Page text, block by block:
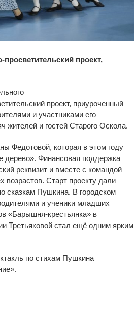
проект,
проект, приуроченный
и участниками его
жителей и гостей Старого Оскола.
Федотовой, которая в этом году
дерево». Финансовая поддержка
реквизит и вместе с командой
возрастов. Старт проекту дали
сказкам Пушкина. В городском
и ученики младших
«Барышня-крестьянка» в
Третьяковой стал ещё одним ярким
по стихам Пушкина
».